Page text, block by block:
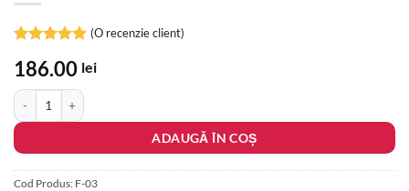
5 din 5 pe
singure
evaluări
(O recenzie client)
186.00 lei
Cantitate Tabla alba de perete cu linii
ADAUGĂ ÎN COȘ
Cod Produs: F-03